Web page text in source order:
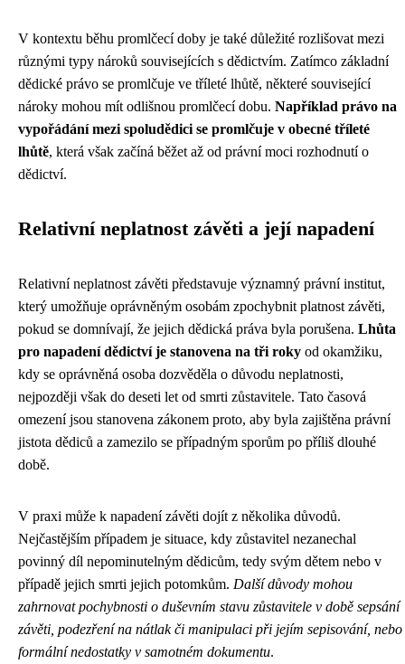
V kontextu běhu promlčecí doby je také důležité rozlišovat mezi
různými typy nároků souvisejících s dědictvím. Zatímco základní
dědické právo se promlčuje ve tříleté lhůtě, některé související
nároky mohou mít odlišnou promlčecí dobu. Například právo na
vypořádání mezi spoludědici se promlčuje v obecné tříleté
lhůtě, která však začíná běžet až od právní moci rozhodnutí o
dědictví.
Relativní neplatnost závěti a její napadení
Relativní neplatnost závěti představuje významný právní institut,
který umožňuje oprávněným osobám zpochybnit platnost závěti,
pokud se domnívají, že jejich dědická práva byla porušena. Lhůta
pro napadení dědictví je stanovena na tři roky od okamžiku,
kdy se oprávněná osoba dozvěděla o důvodu neplatnosti,
nejpozději však do deseti let od smrti zůstavitele. Tato časová
omezení jsou stanovena zákonem proto, aby byla zajištěna právní
jistota dědiců a zamezilo se případným sporům po příliš dlouhé
době.
V praxi může k napadení závěti dojít z několika důvodů.
Nejčastějším případem je situace, kdy zůstavitel nezanechal
povinný díl nepominutelným dědicům, tedy svým dětem nebo v
případě jejich smrti jejich potomkům. Další důvody mohou
zahrnovat pochybnosti o duševním stavu zůstavitele v době sepsání
závěti, podezření na nátlak či manipulaci při jejím sepisování, nebo
formální nedostatky v samotném dokumentu.